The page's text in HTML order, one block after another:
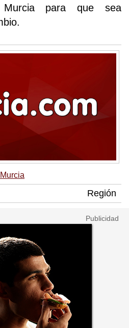
Murcia para que sea
Región